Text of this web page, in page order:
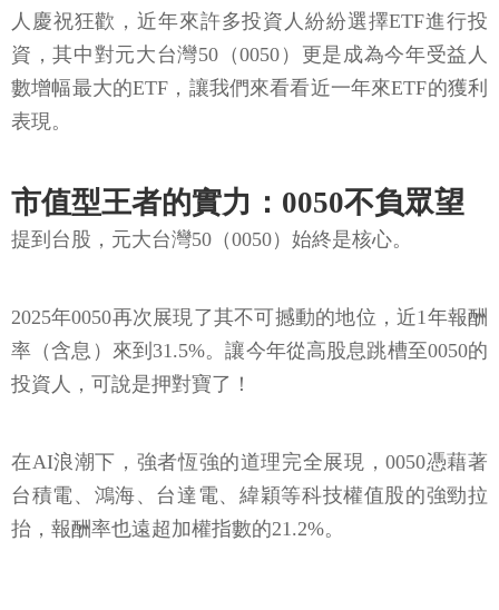
人慶祝狂歡，近年來許多投資人紛紛選擇ETF進行投
資，其中對元大台灣50（0050）更是成為今年受益人
數增幅最大的ETF，讓我們來看看近一年來ETF的獲利
表現。
市值型王者的實力：0050不負眾望
提到台股，元大台灣50（0050）始終是核心。
2025年0050再次展現了其不可撼動的地位，近1年報酬
率（含息）來到31.5%。讓今年從高股息跳槽至0050的
投資人，可說是押對寶了！
在AI浪潮下，強者恆強的道理完全展現，0050憑藉著
台積電、鴻海、台達電、緯穎等科技權值股的強勁拉
抬，報酬率也遠超加權指數的21.2%。